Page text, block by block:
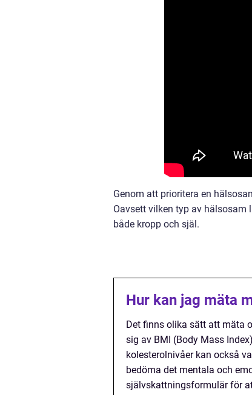
Genom att prioritera en
Oavsett vilken typ av
både kropp och själ.
Hur kan jag mäta
Det finns olika sätt att mäta
sig av BMI (Body Mass
kolesterolnivåer kan också
bedöma det mentala och
självskattningsformulär för